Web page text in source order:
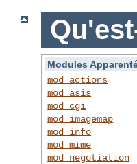
Modules
mod_actions
mod_asis
mod_cgi
mod_imagemap
mod_info
mod_mime
mod_negotiation